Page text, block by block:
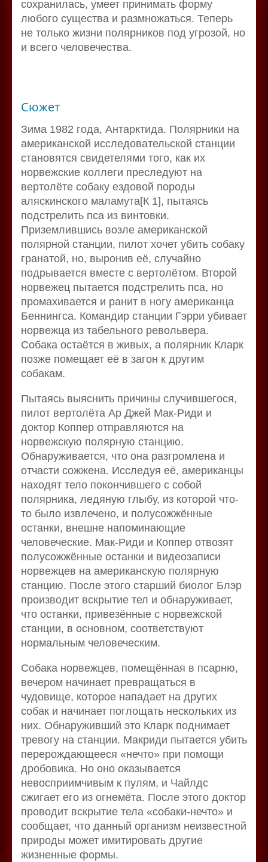
сохранилась, умеет принимать форму
любого существа и размножаться. Теперь
не только жизни полярников под угрозой, но
и всего человечества.
Сюжет
Зима 1982 года, Антарктида. Полярники на
американской исследовательской станции
становятся свидетелями того, как их
норвежские коллеги преследуют на
вертолёте собаку ездовой породы
аляскинского маламута[К 1], пытаясь
подстрелить пса из винтовки.
Приземлившись возле американской
полярной станции, пилот хочет убить собаку
гранатой, но, выронив её, случайно
подрывается вместе с вертолётом. Второй
норвежец пытается подстрелить пса, но
промахивается и ранит в ногу американца
Беннингса. Командир станции Гэрри убивает
норвежца из табельного револьвера.
Собака остаётся в живых, а полярник Кларк
позже помещает её в загон к другим
собакам.
Пытаясь выяснить причины случившегося,
пилот вертолёта Ар Джей Мак-Риди и
доктор Коппер отправляются на
норвежскую полярную станцию.
Обнаруживается, что она разгромлена и
отчасти сожжена. Исследуя её, американцы
находят тело покончившего с собой
полярника, ледяную глыбу, из которой что-
то было извлечено, и полусожжённые
останки, внешне напоминающие
человеческие. Мак-Риди и Коппер отвозят
полусожжённые останки и видеозаписи
норвежцев на американскую полярную
станцию. После этого старший биолог Блэр
производит вскрытие тел и обнаруживает,
что останки, привезённые с норвежской
станции, в основном, соответствуют
нормальным человеческим.
Собака норвежцев, помещённая в псарню,
вечером начинает превращаться в
чудовище, которое нападает на других
собак и начинает поглощать нескольких из
них. Обнаруживший это Кларк поднимает
тревогу на станции. Макриди пытается убить
перерождающееся «нечто» при помощи
дробовика. Но оно оказывается
невосприимчивым к пулям, и Чайлдс
сжигает его из огнемёта. После этого доктор
проводит вскрытие тела «собаки-нечто» и
сообщает, что данный организм неизвестной
природы может имитировать другие
жизненные формы.